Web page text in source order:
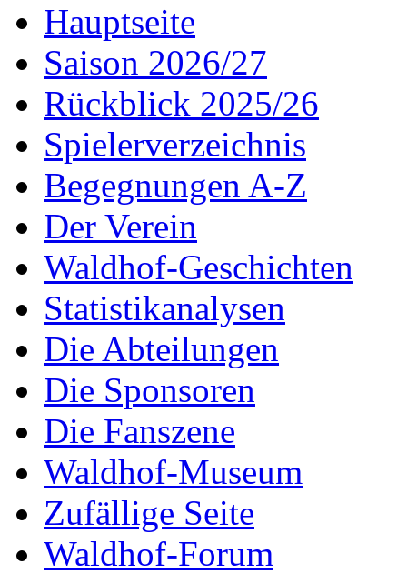
Hauptseite
Saison 2026/27
Rückblick 2025/26
Spielerverzeichnis
Begegnungen A-Z
Der Verein
Waldhof-Geschichten
Statistikanalysen
Die Abteilungen
Die Sponsoren
Die Fanszene
Waldhof-Museum
Zufällige Seite
Waldhof-Forum